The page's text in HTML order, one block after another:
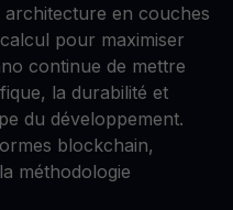
en couches
pour maximiser
continue de mettre
la durabilité et
du développement.
blockchain,
méthodologie